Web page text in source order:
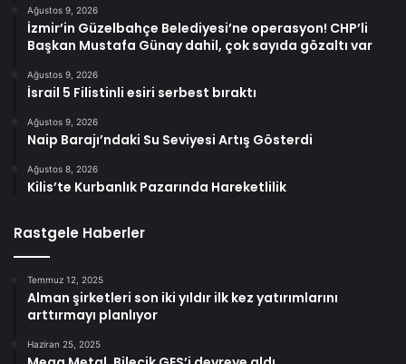
Ağustos 9, 2026
İzmir’in Güzelbahçe Belediyesi’ne operasyon! CHP’li
Başkan Mustafa Günay dahil, çok sayıda gözaltı var
Ağustos 9, 2026
İsrail 5 Filistinli esiri serbest bıraktı
Ağustos 9, 2026
Naip Barajı’ndaki Su Seviyesi Artış Gösterdi
Ağustos 8, 2026
Kilis’te Kurbanlık Pazarında Hareketlilik
Rastgele Haberler
Temmuz 12, 2025
Alman şirketleri son iki yıldır ilk kez yatırımlarını
arttırmayı planlıyor
Haziran 25, 2025